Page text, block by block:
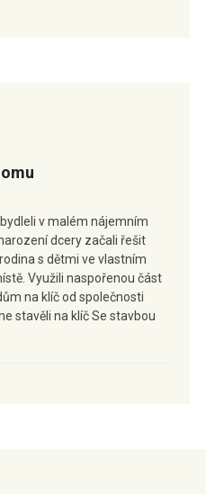
v malém nájemním
dcery začali řešit
s dětmi ve vlastním
Využili naspořenou část
na klíč od společnosti
stavěli na klíč Se stavbou